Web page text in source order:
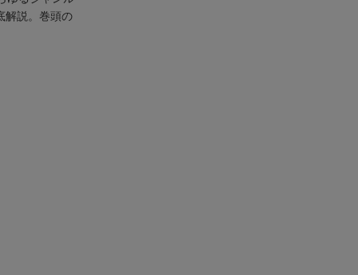
解説。巻頭の